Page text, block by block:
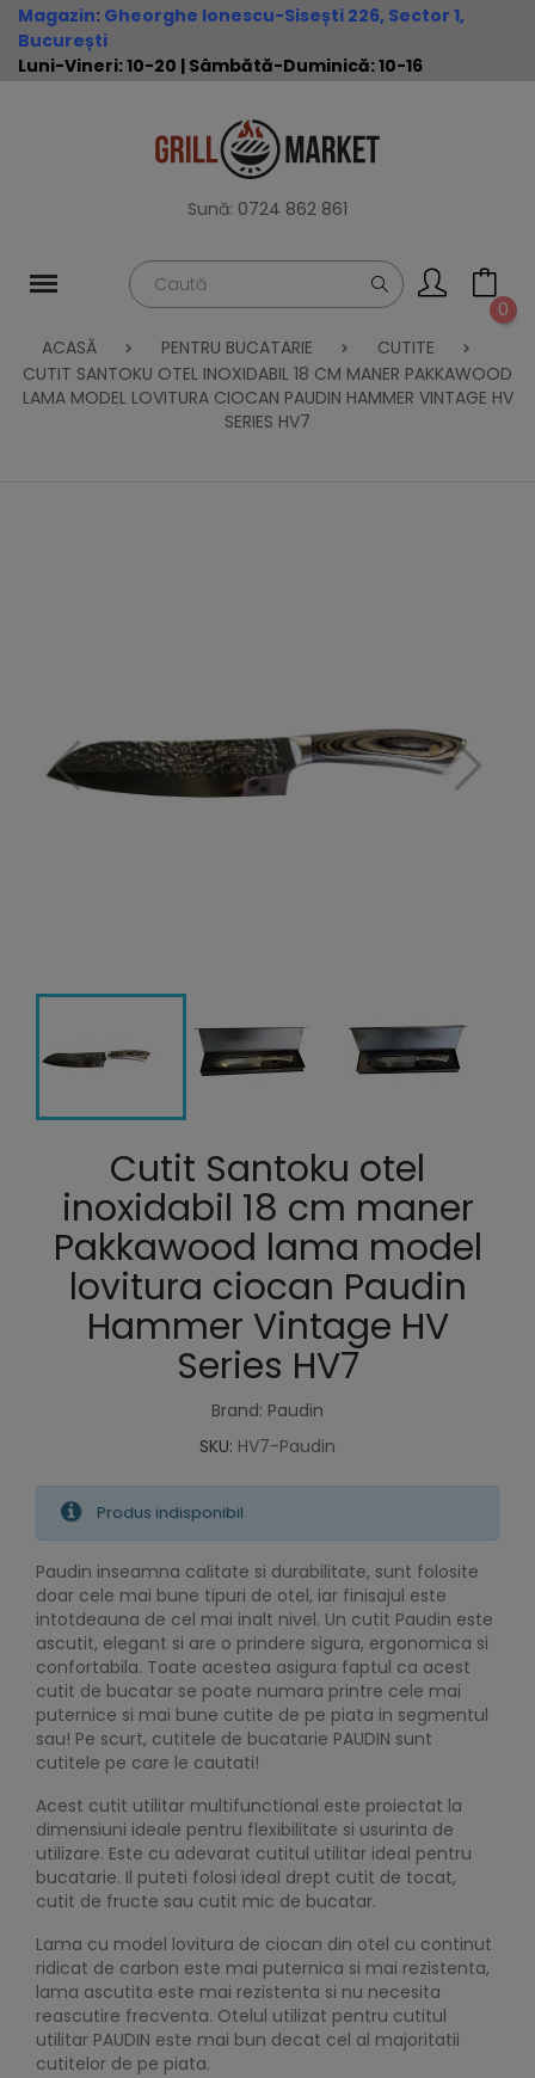
Magazin: Gheorghe Ionescu-Sisești 226, Sector 1,
București
Luni-Vineri: 10-20 | Sâmbătă-Duminică: 10-16
Sună: 0724 862 861
0
ACASĂ
PENTRU BUCATARIE
CUTITE
CUTIT SANTOKU OTEL INOXIDABIL 18 CM MANER PAKKAWOOD
LAMA MODEL LOVITURA CIOCAN PAUDIN HAMMER VINTAGE HV
SERIES HV7
Cutit Santoku otel
inoxidabil 18 cm maner
Pakkawood lama model
lovitura ciocan Paudin
Hammer Vintage HV
Series HV7
Brand: Paudin
SKU: HV7-Paudin
Produs indisponibil
Paudin inseamna calitate si durabilitate, sunt folosite
doar cele mai bune tipuri de otel, iar finisajul este
intotdeauna de cel mai inalt nivel. Un cutit Paudin este
ascutit, elegant si are o prindere sigura, ergonomica si
confortabila. Toate acestea asigura faptul ca acest
cutit de bucatar se poate numara printre cele mai
puternice si mai bune cutite de pe piata in segmentul
sau! Pe scurt, cutitele de bucatarie PAUDIN sunt
cutitele pe care le cautati!
Acest cutit utilitar multifunctional este proiectat la
dimensiuni ideale pentru flexibilitate si usurinta de
utilizare. Este cu adevarat cutitul utilitar ideal pentru
bucatarie. Il puteti folosi ideal drept cutit de tocat,
cutit de fructe sau cutit mic de bucatar.
Lama cu model lovitura de ciocan din otel cu continut
ridicat de carbon este mai puternica si mai rezistenta,
lama ascutita este mai rezistenta si nu necesita
reascutire frecventa. Otelul utilizat pentru cutitul
utilitar PAUDIN este mai bun decat cel al majoritatii
cutitelor de pe piata.